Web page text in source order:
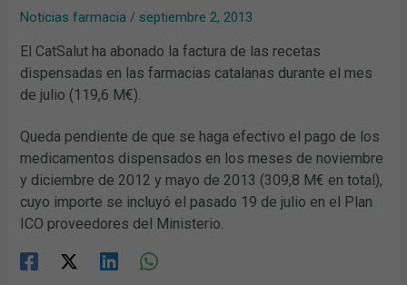
Noticias farmacia / septiembre 2, 2013
El CatSalut ha abonado la factura de las recetas
dispensadas en las farmacias catalanas durante el mes
de julio (119,6 M€).
Queda pendiente de que se haga efectivo el pago de los
medicamentos dispensados en los meses de noviembre
y diciembre de 2012 y mayo de 2013 (309,8 M€ en total),
cuyo importe se incluyó el pasado 19 de julio en el Plan
ICO proveedores del Ministerio.